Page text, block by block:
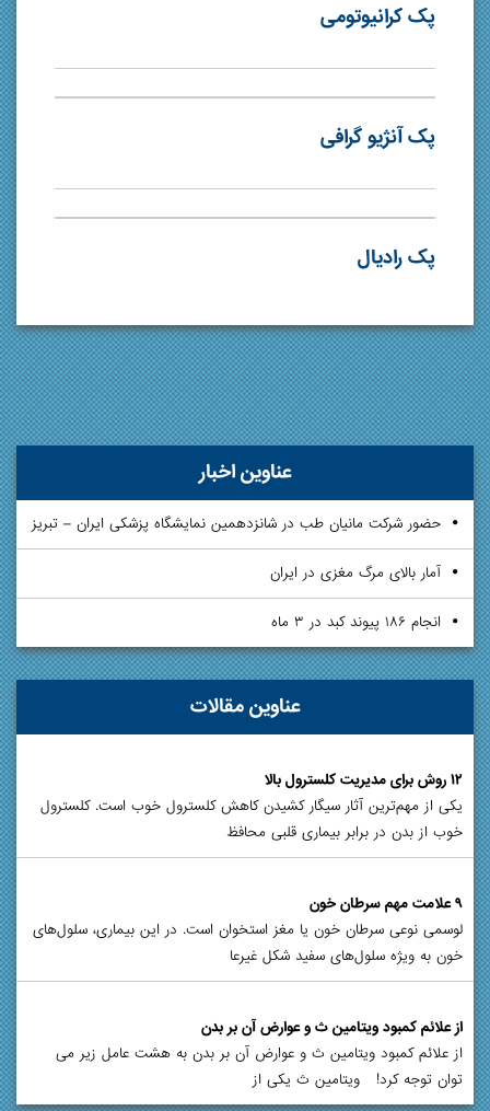
پک کرانیوتومی
پک آنژیو گرافی
پک رادیال
عناوین اخبار
حضور شرکت مانیان طب در شانزدهمین نمایشگاه پزشکی ایران – تبریز
آمار بالای مرگ مغزی در ایران
انجام ۱۸۶ پیوند کبد در ۳ ماه
عناوین مقالات
۱۲ روش برای مدیریت کلسترول بالا
یکی از مهم‌ترین آثار سیگار کشیدن کاهش کلسترول خوب است. کلسترول
خوب از بدن در برابر بیماری قلبی محافظ
۹ علامت مهم سرطان خون
لوسمی نوعی سرطان خون یا مغز استخوان است. در این بیماری، سلول‌های
خون به ویژه سلول‌های سفید شکل غیرعا
از علائم کمبود ویتامین ث و عوارض آن بر بدن
از علائم کمبود ویتامین ث و عوارض آن بر بدن به هشت عامل زیر می
توان توجه کرد! ویتامین ث یکی از